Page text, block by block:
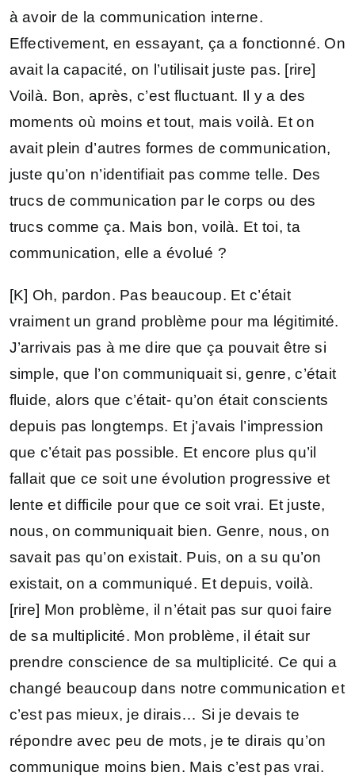
à avoir de la communication interne.
Effectivement, en essayant, ça a fonctionné. On
avait la capacité, on l’utilisait juste pas. [rire]
Voilà. Bon, après, c’est fluctuant. Il y a des
moments où moins et tout, mais voilà. Et on
avait plein d’autres formes de communication,
juste qu’on n’identifiait pas comme telle. Des
trucs de communication par le corps ou des
trucs comme ça. Mais bon, voilà. Et toi, ta
communication, elle a évolué ?
[K] Oh, pardon. Pas beaucoup. Et c’était
vraiment un grand problème pour ma légitimité.
J’arrivais pas à me dire que ça pouvait être si
simple, que l’on communiquait si, genre, c’était
fluide, alors que c’était- qu’on était conscients
depuis pas longtemps. Et j’avais l’impression
que c’était pas possible. Et encore plus qu’il
fallait que ce soit une évolution progressive et
lente et difficile pour que ce soit vrai. Et juste,
nous, on communiquait bien. Genre, nous, on
savait pas qu’on existait. Puis, on a su qu’on
existait, on a communiqué. Et depuis, voilà.
[rire] Mon problème, il n’était pas sur quoi faire
de sa multiplicité. Mon problème, il était sur
prendre conscience de sa multiplicité. Ce qui a
changé beaucoup dans notre communication et
c’est pas mieux, je dirais… Si je devais te
répondre avec peu de mots, je te dirais qu’on
communique moins bien. Mais c’est pas vrai.